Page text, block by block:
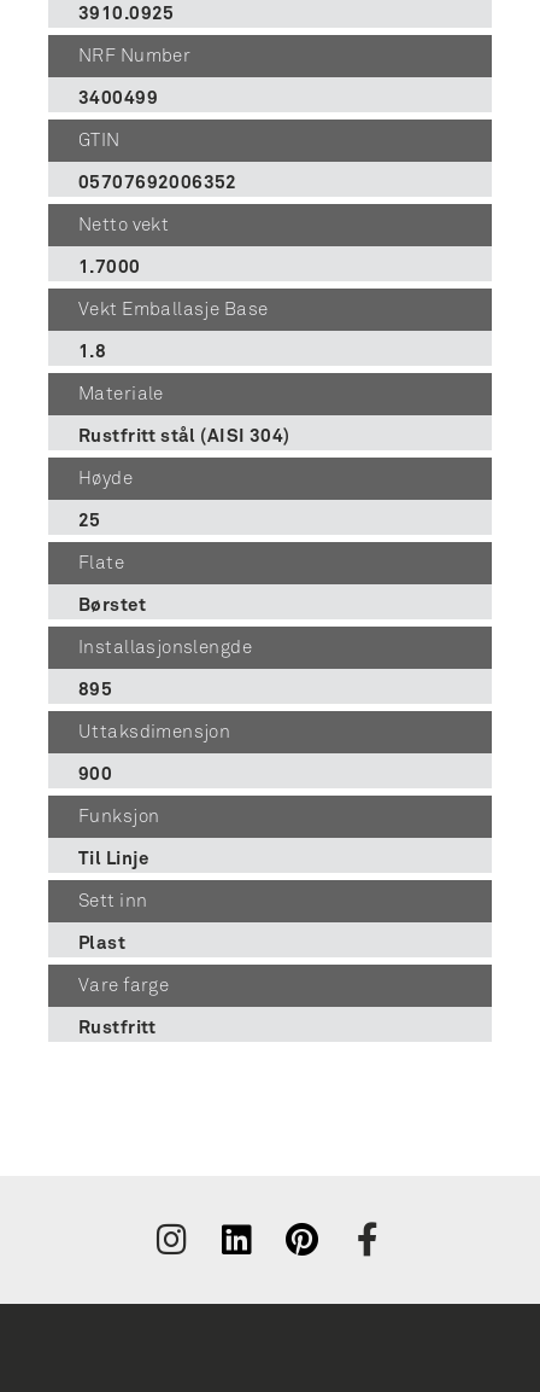
3910.0925
NRF Number
3400499
GTIN
05707692006352
Netto vekt
1.7000
Vekt Emballasje Base
1.8
Materiale
Rustfritt stål (AISI 304)
Høyde
25
Flate
Børstet
Installasjonslengde
895
Uttaksdimensjon
900
Funksjon
Til Linje
Sett inn
Plast
Vare farge
Rustfritt